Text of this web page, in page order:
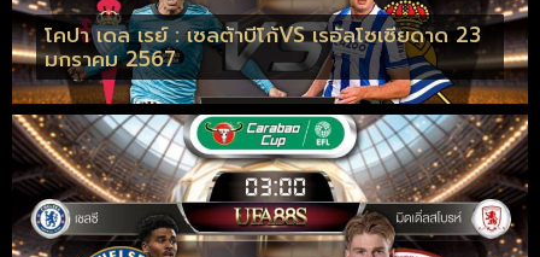
โคปา เดล เรย์ : เซลต้าบีโก้VS เรอัลโซเซียดาด 23
มกราคม 2567